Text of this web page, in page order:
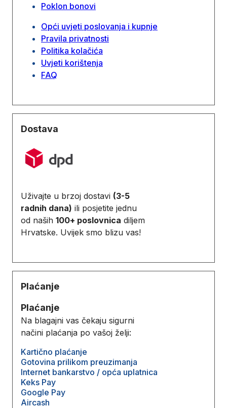
Poklon bonovi
Opći uvjeti poslovanja i kupnje
Pravila privatnosti
Politika kolačića
Uvjeti korištenja
FAQ
Dostava
Uživajte u brzoj dostavi (3-5
radnih dana) ili posjetite jednu
od naših 100+ poslovnica diljem
Hrvatske. Uvijek smo blizu vas!
Plaćanje
Plaćanje
Na blagajni vas čekaju sigurni
načini plaćanja po vašoj želji:
Kartično plaćanje
Gotovina prilikom preuzimanja
Internet bankarstvo / opća uplatnica
Keks Pay
Google Pay
Aircash